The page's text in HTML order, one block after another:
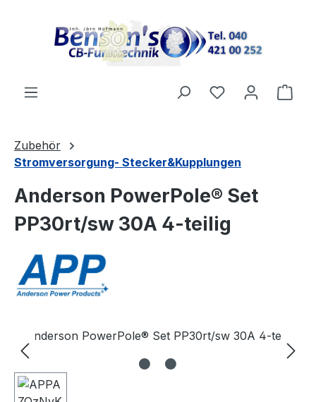
Zubehör
Stromversorgung- Stecker&Kupplungen
Anderson PowerPole® Set
PP30rt/sw 30A 4-teilig
Bildergalerie überspringen